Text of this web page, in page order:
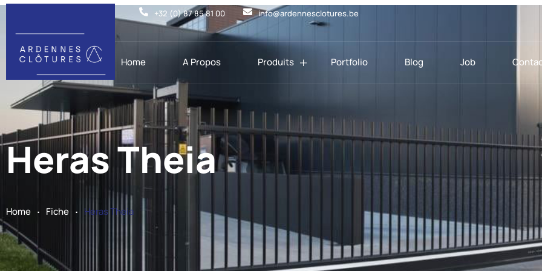
+32 (0) 87 85 81 00 info@ardennesclotures.be
Home A Propos Produits Portfolio Blog Job
Heras Theia
Home . Fiche . Heras Theia